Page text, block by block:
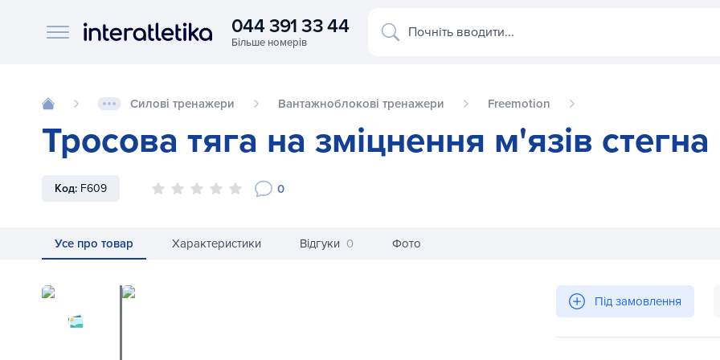
Interatletika logo
044 391 33 44 Почніть вводити...
Силові тренажери Вантажноблокові тренажери Freemotion
Тросова тяга на зміцнення м'язів
Код: F609 0
Усе про товар Характеристики Відгуки 0 Фото
Тросова тяга на зміцнення м'язів стегна FreeMotion F609 Тросова тяга на зміцнення
Під замовлення